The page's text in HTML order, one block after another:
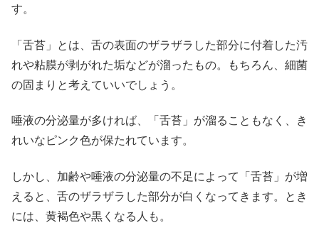
す。
「舌苔」とは、舌の表面のザラザラした部分に付着した汚
れや粘膜が剥がれた垢などが溜ったもの。もちろん、細菌
の固まりと考えていいでしょう。
唾液の分泌量が多ければ、「舌苔」が溜ることもなく、き
れいなピンク色が保たれています。
しかし、加齢や唾液の分泌量の不足によって「舌苔」が増
えると、舌のザラザラした部分が白くなってきます。とき
には、黄褐色や黒くなる人も。